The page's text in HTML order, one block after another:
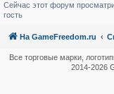
Сейчас этот форум
гость
На GameFreedom.ru
Все торговые марки,
2014-2026